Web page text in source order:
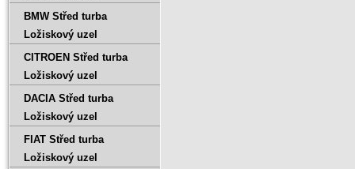
BMW Střed turba
Ložiskový uzel
CITROEN Střed turba
Ložiskový uzel
DACIA Střed turba
Ložiskový uzel
FIAT Střed turba
Ložiskový uzel